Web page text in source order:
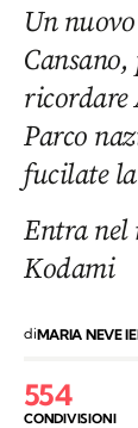
Un
ricordare
Parco
fucilate
Entra
Kodami
diMARIA NEVE
554
CONDIVISIONI